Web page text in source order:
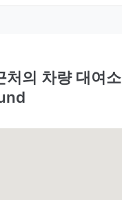
처의 차량 대여소